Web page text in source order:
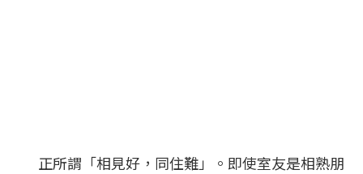
正所謂「相見好，同住難」。即使室友是相熟朋